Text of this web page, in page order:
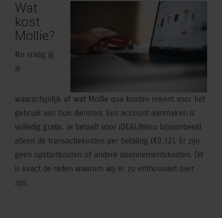
Wat
kost
Mollie?
Nu vraag jij
je
waarschijnlijk af wat Mollie qua kosten rekent voor het
gebruik van hun diensten. Een account aanmaken is
volledig gratis. Je betaalt voor iDEAL/Wero bijvoorbeeld
alleen de transactiekosten per betaling (€0,32). Er zijn
geen opstartkosten of andere abonnementskosten. Dit
is exact de reden waarom wij er zo enthousiast over
zijn.